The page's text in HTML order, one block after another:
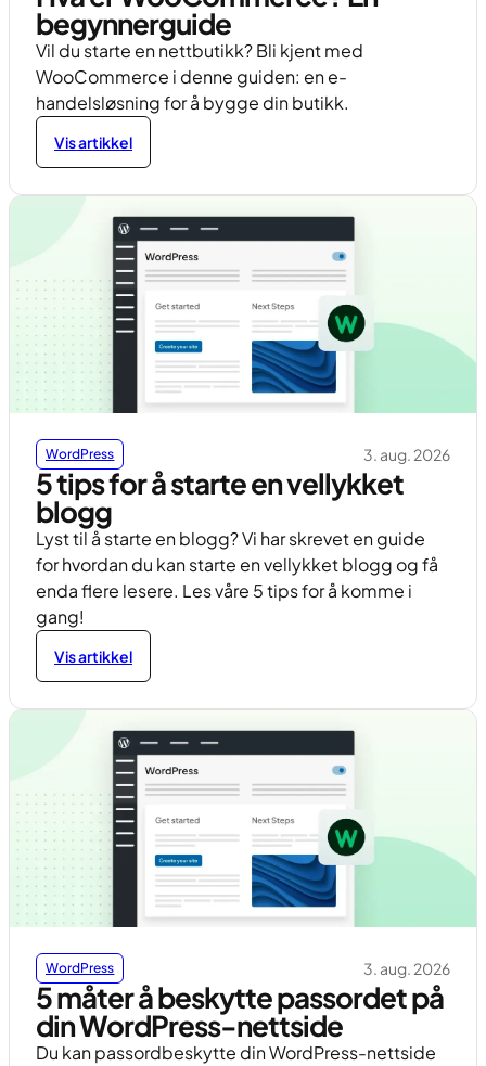
begynnerguide
Vil du starte en nettbutikk? Bli kjent med
WooCommerce i denne guiden: en e-
handelsløsning for å bygge din butikk.
Vis artikkel
WordPress 3. aug. 2026
5 tips for å starte en vellykket
blogg
Lyst til å starte en blogg? Vi har skrevet en guide
for hvordan du kan starte en vellykket blogg og få
enda flere lesere. Les våre 5 tips for å komme i
gang!
Vis artikkel
WordPress 3. aug. 2026
5 måter å beskytte passordet på
din WordPress-nettside
Du kan passordbeskytte din WordPress-nettside